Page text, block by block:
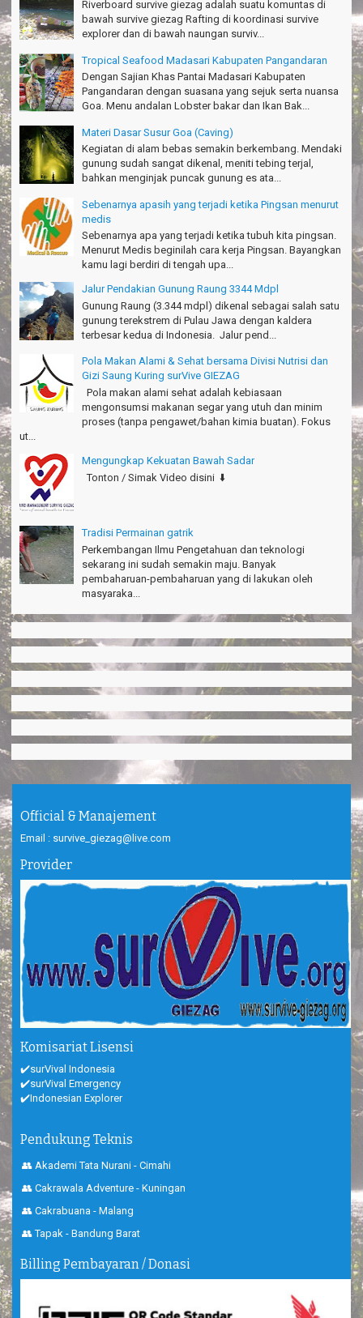
TRIms Team surVive atas panduan wisata Kabupaten
Pangandaran
Haturnuhun kang Arief, Citumang seru!
Risna - Garut
TRIms surVive GIEZAG telah menemani kami ke Gn.Semeru.
Salam lestari!
Tapak Adventure Club - Bandung Barat
Thanks!
Michael - Sydney
Thanks Bodyrafting Green canyon, extreme, enjoy dan seru
Santoso - Kudus
Seru banget Pantai Batukaras!
Sudrajat - Kuningan
エキサイティングなツアー。ありがとう Arief Pangandaran
Nakata-Osaka Japan
Amazing palace
Hiromi - Fukusima Japan
Riverboard survive giezag adalah suatu komuntas di
bawah survive giezag Rafting di koordinasi survive
explorer dan di bawah naungan surviv...
Tropical Seafood Madasari Kabupaten Pangandaran
Dengan Sajian Khas Pantai Madasari Kabupaten
Pangandaran dengan suasana yang sejuk serta nuansa
Goa. Menu andalan Lobster bakar dan Ikan Bak...
Materi Dasar Susur Goa (Caving)
Kegiatan di alam bebas semakin berkembang. Mendaki
gunung sudah sangat dikenal, meniti tebing terjal,
bahkan menginjak puncak gunung es ata...
Sebenarnya apasih yang terjadi ketika Pingsan menurut
medis
Sebenarnya apa yang terjadi ketika tubuh kita pingsan.
Menurut Medis beginilah cara kerja Pingsan. Bayangkan
kamu lagi berdiri di tengah upa...
Jalur Pendakian Gunung Raung 3344 Mdpl
Gunung Raung (3.344 mdpl) dikenal sebagai salah satu
gunung terekstrem di Pulau Jawa dengan kaldera
terbesar kedua di Indonesia. Jalur pend...
Pola Makan Alami & Sehat bersama Divisi Nutrisi dan
Gizi Saung Kuring surVive GIEZAG
Pola makan alami sehat adalah kebiasaan
mengonsumsi makanan segar yang utuh dan minim
proses (tanpa pengawet/bahan kimia buatan). Fokus
ut...
Mengungkap Kekuatan Bawah Sadar
Tonton / Simak Video disini ⬇️
Tradisi Permainan gatrik
Perkembangan Ilmu Pengetahuan dan teknologi
sekarang ini sudah semakin maju. Banyak
pembaharuan-pembaharuan yang di lakukan oleh
masyaraka...
Official & Manajement
Email : survive_giezag@live.com
Provider
Komisariat Lisensi
✔️surVival Indonesia
✔️surVival Emergency
✔️Indonesian Explorer
Pendukung Teknis
👥 Akademi Tata Nurani - Cimahi
👥 Cakrawala Adventure - Kuningan
👥 Cakrabuana - Malang
👥 Tapak - Bandung Barat
Billing Pembayaran / Donasi